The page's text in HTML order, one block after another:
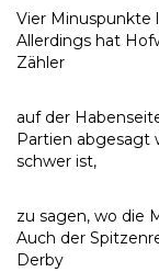
Vier Minuspunkte
Allerdings hat
Zähler
auf der
Partien abgesagt
schwer ist,
zu sagen, wo die
Auch der
Derby